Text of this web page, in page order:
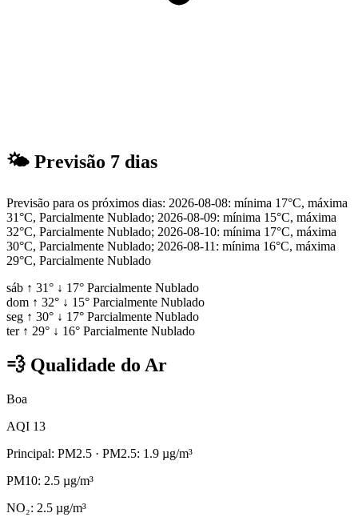
🌤 Previsão 7 dias
Previsão para os próximos dias: 2026-08-08: mínima 17°C, máxima
31°C, Parcialmente Nublado; 2026-08-09: mínima 15°C, máxima
32°C, Parcialmente Nublado; 2026-08-10: mínima 17°C, máxima
30°C, Parcialmente Nublado; 2026-08-11: mínima 16°C, máxima
29°C, Parcialmente Nublado
sáb ↑ 31° ↓ 17° Parcialmente Nublado
dom ↑ 32° ↓ 15° Parcialmente Nublado
seg ↑ 30° ↓ 17° Parcialmente Nublado
ter ↑ 29° ↓ 16° Parcialmente Nublado
💨 Qualidade do Ar
Boa
AQI 13
Principal: PM2.5 · PM2.5: 1.9 µg/m³
PM10: 2.5 µg/m³
NO₂: 2.5 µg/m³